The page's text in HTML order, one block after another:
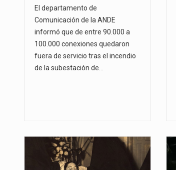
El departamento de
Comunicación de la ANDE
informó que de entre 90.000 a
100.000 conexiones quedaron
fuera de servicio tras el incendio
de la subestación de…